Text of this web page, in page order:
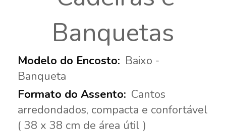
Banquetas
Baixo -
Banqueta
Cantos
arredondados, compacta e confortável
( 38 x 38 cm de área útil )